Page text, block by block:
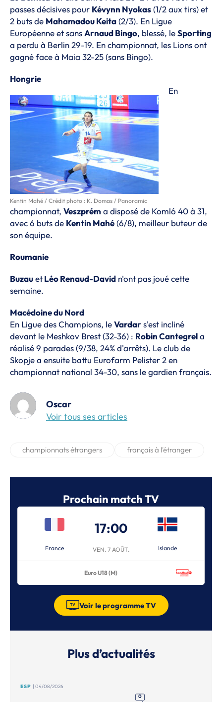
passes décisives pour Kévynn Nyokas(1/2 aux tirs) et
2 buts de Mahamadou Keita(2/3). En Ligue
Européenne et sansArnaud Bingo, blessé, leSporting
a perdu à Berlin 29-19. En championnat, les Lions ont
gagné face à Maia 32-25 (sans Bingo).
Hongrie
Kentin Mahé / Crédit photo : K. Domas / Panoramic
En
championnat, Veszpréma disposé de Komló 40 à 31,
avec 6 buts de Kentin Mahé(6/8), meilleur buteur de
son équipe.
Roumanie
BuzauetLéo Renaud-David n'ont pas joué cette
semaine.
Macédoine du Nord
En Ligue des Champions, leVardars'est incliné
devant le Meshkov Brest (32-36) : Robin Cantegrela
réalisé 9 parades (9/38, 24% d'arrêts). Le club de
Skopje a ensuite battu Eurofarm Pelister 2 en
championnat national 34-30, sans le gardien français.
Oscar
Voir tous ses articles
championnats étrangers français à l'étranger
Prochain match TV
France
17:00
VEN. 7 AOÛT. Islande
Euro U18 (M)
Voir le programme TV
Plus d’actualités
ESP | 04/08/2026
0